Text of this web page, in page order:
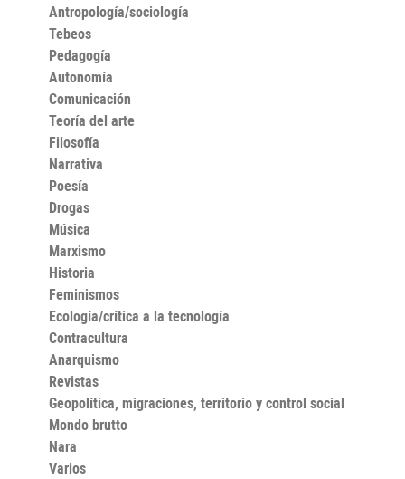
Antropología/sociología
Tebeos
Pedagogía
Autonomía
Comunicación
Teoría del arte
Filosofía
Narrativa
Poesía
Drogas
Música
Marxismo
Historia
Feminismos
Ecología/crítica a la tecnología
Contracultura
Anarquismo
Revistas
Geopolítica, migraciones, territorio y control social
Mondo brutto
Nara
Varios